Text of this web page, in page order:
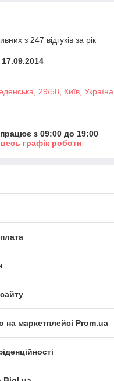
з 247 відгуків за рік
29/58, Київ, Україна
з 09:00 до 19:00
графік роботи
на маркетплейсі Prom.ua